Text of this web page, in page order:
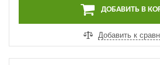
ДОБАВИТЬ В
Добавить к